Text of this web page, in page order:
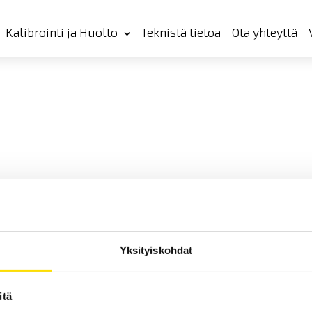
Yksityiskohdat
Kalibrointi ja Huolto Teknistä tietoa Ota yhteyttä